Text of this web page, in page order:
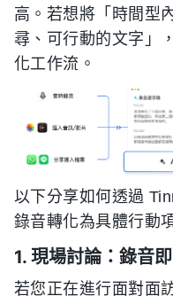
高。若想將「時間型
尋、可行動的文字」
化工作流。
以下分享如何透過
錄音轉化為具體行動
1. 現場討論：錄音
若您正在進行面對面